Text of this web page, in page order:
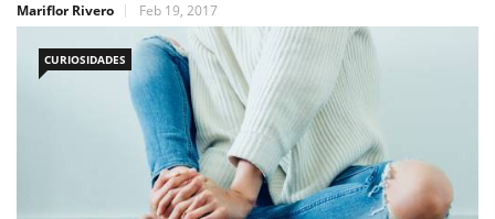
Mariflor Rivero
Feb 19, 2017
CURIOSIDADES